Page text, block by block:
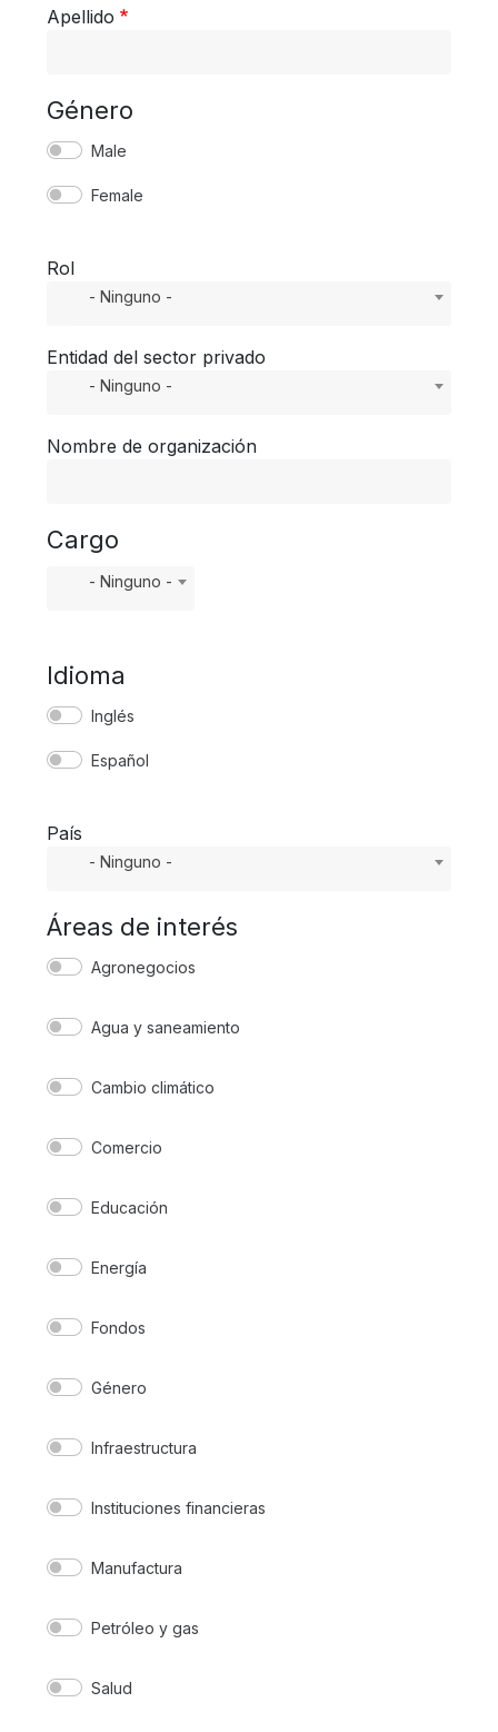
Apellido
Género
Male
Female
Rol
- Ninguno -
Entidad del sector privado
- Ninguno -
Nombre de organización
Cargo
- Ninguno -
Idioma
Inglés
Español
País
- Ninguno -
Áreas de interés
Agronegocios
Agua y saneamiento
Cambio climático
Comercio
Educación
Energía
Fondos
Género
Infraestructura
Instituciones financieras
Manufactura
Petróleo y gas
Salud